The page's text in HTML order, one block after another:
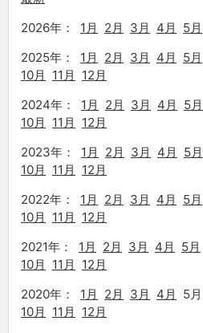
2026年：
1月 2月 3月 4月 5月
2025年：
1月 2月 3月 4月 5月
10月
11月
12月
2024年：
1月 2月 3月 4月 5月
10月
11月
12月
2023年：
1月 2月 3月 4月 5月
10月
11月
12月
2022年：
1月 2月 3月 4月 5月
10月
11月
12月
2021年：
1月 2月 3月 4月 5月
10月
11月
12月
2020年：
1月 2月 3月 4月 5月
10月
11月
12月